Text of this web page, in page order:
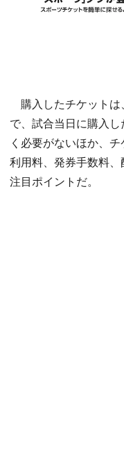
購入したチケットは
で、試合当日に購入
く必要がないほか、
利用料、発券手数料
注目ポイントだ。